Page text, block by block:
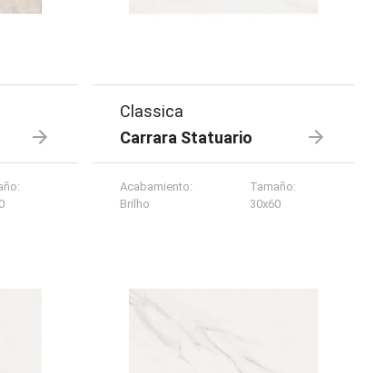
:
Classica
Carrara Statuario
Acabamiento:
Brilho
Tamaño:
30x60